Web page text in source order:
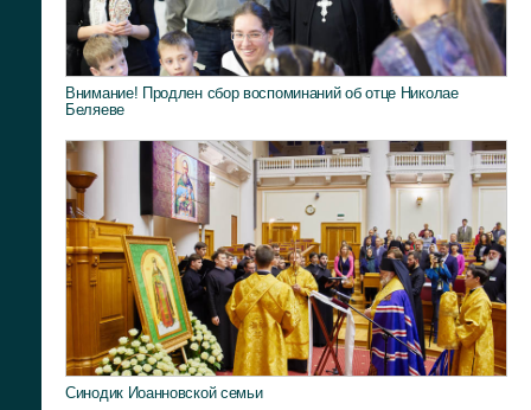
Внимание! Продлен сбор воспоминаний об отце Николае
Беляеве
Синодик Иоанновской семьи